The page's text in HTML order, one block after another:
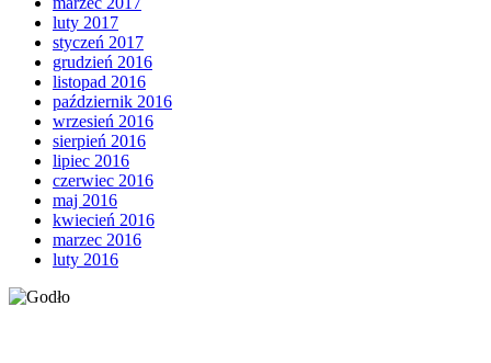
luty 2017
styczeń 2017
grudzień 2016
listopad 2016
październik 2016
wrzesień 2016
sierpień 2016
lipiec 2016
czerwiec 2016
maj 2016
kwiecień 2016
marzec 2016
luty 2016